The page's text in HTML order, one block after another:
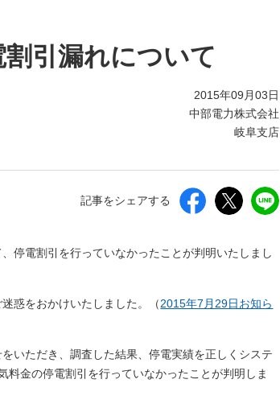
引漏れについて
2015年09月03日
中部電力株式会社
岐阜支店
記事をシェアする
停電割引を行っていなかったことが判明いたしまし
惑をおかけいたしました。（2015年7月29日お知ら
いただき、調査した結果、停電実績を正しくシステ
金の停電割引を行っていなかったことが判明しま